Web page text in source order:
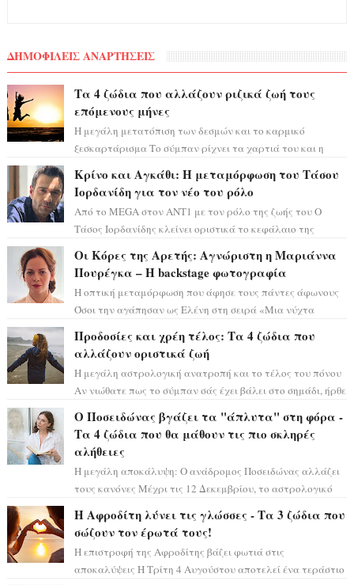
ΔΗΜΟΦΙΛΕΙΣ ΑΝΑΡΤΗΣΕΙΣ
Τα 4 ζώδια που αλλάζουν ριζικά ζωή τους
επόμενους μήνες
Η μεγάλη μετατόπιση των δεσμών και το καρμικό
ξεσκαρτάρισμα Το σύμπαν ρίχνει τα χαρτιά του και η
Κρίνο και Αγκάθι: Η μεταμόρφωση του Τάσου
Ιορδανίδη για τον νέο του ρόλο
Από το MEGA στον ΑΝΤ1 με τον ρόλο της ζωής του Ο
Τάσος Ιορδανίδης κλείνει οριστικά το κεφάλαιο της
Οι Κόρες της Αρετής: Αγνώριστη η Μαριάννα
Πουρέγκα – H backstage φωτογραφία
Η οπτική μεταμόρφωση που άφησε τους πάντες άφωνους
Όσοι την αγάπησαν ως Ελένη στη σειρά «Μια νύχτα
Προδοσίες και χρέη τέλος: Τα 4 ζώδια που
αλλάζουν οριστικά ζωή
Η μεγάλη αστρολογική ανατροπή και το τέλος του πόνου
Αν νιώθατε πως το σύμπαν σάς έχει βάλει στο σημάδι, ήρθε
Ο Ποσειδώνας βγάζει τα "άπλυτα" στη φόρα -
Τα 4 ζώδια που θα μάθουν τις πιο σκληρές
αλήθειες
Η μεγάλη αποκάλυψη: Ο ανάδρομος Ποσειδώνας αλλάζει
τους κανόνες Μέχρι τις 12 Δεκεμβρίου, το αστρολογικό
Η Αφροδίτη λύνει τις γλώσσες - Τα 3 ζώδια που
σώζουν τον έρωτά τους!
Η επιστροφή της Αφροδίτης βάζει φωτιά στις
αποκαλύψεις Η Τρίτη 4 Αυγούστου αποτελεί ένα τεράστιο